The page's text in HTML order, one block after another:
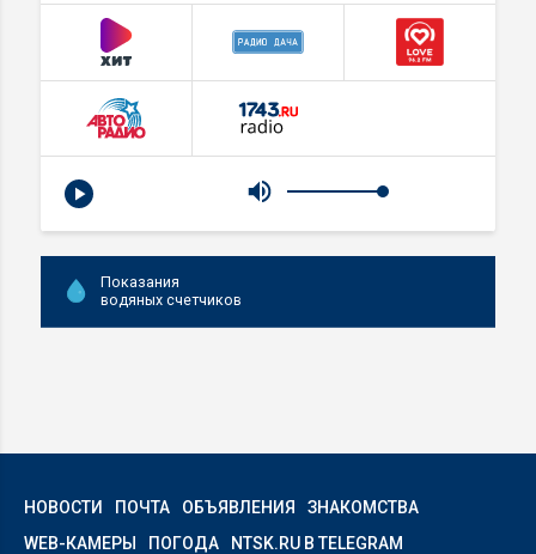
Показания
водяных счетчиков
НОВОСТИ ПОЧТА ОБЪЯВЛЕНИЯ
ЗНАКОМСТВА
WEB-КАМЕРЫ
ПОГОДА
NTSK.RU В TELEGRAM